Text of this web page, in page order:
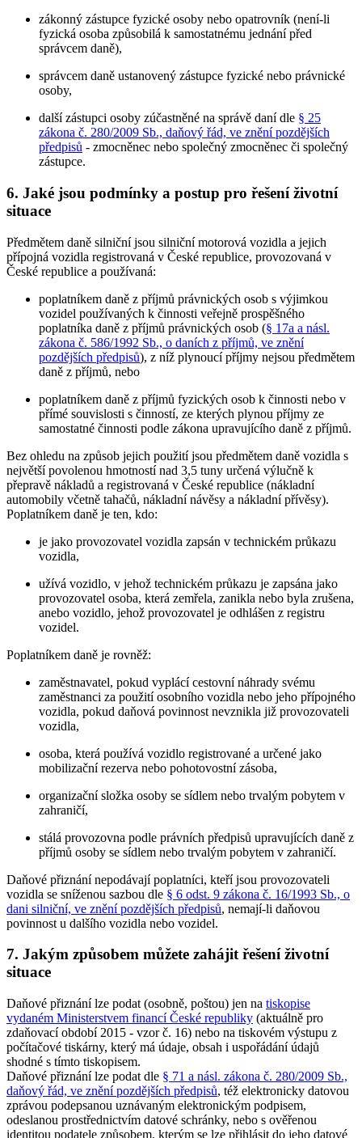
zákonný zástupce fyzické osoby nebo opatrovník (není-li
fyzická osoba způsobilá k samostatnému jednání před
správcem daně),
správcem daně ustanovený zástupce fyzické nebo právnické
osoby,
další zástupci osoby zúčastněné na správě daní dle § 25
zákona č. 280/2009 Sb., daňový řád, ve znění pozdějších
předpisů - zmocněnec nebo společný zmocněnec či společný
zástupce.
6. Jaké jsou podmínky a postup pro řešení životní
situace
Předmětem daně silniční jsou silniční motorová vozidla a jejich
přípojná vozidla registrovaná v České republice, provozovaná v
České republice a používaná:
poplatníkem daně z příjmů právnických osob s výjimkou
vozidel používaných k činnosti veřejně prospěšného
poplatníka daně z příjmů právnických osob (§ 17a a násl.
zákona č. 586/1992 Sb., o daních z příjmů, ve znění
pozdějších předpisů), z níž plynoucí příjmy nejsou předmětem
daně z příjmů, nebo
poplatníkem daně z příjmů fyzických osob k činnosti nebo v
přímé souvislosti s činností, ze kterých plynou příjmy ze
samostatné činnosti podle zákona upravujícího daně z příjmů.
Bez ohledu na způsob jejich použití jsou předmětem daně vozidla s
největší povolenou hmotností nad 3,5 tuny určená výlučně k
přepravě nákladů a registrovaná v České republice (nákladní
automobily včetně tahačů, nákladní návěsy a nákladní přívěsy).
Poplatníkem daně je ten, kdo:
je jako provozovatel vozidla zapsán v technickém průkazu
vozidla,
užívá vozidlo, v jehož technickém průkazu je zapsána jako
provozovatel osoba, která zemřela, zanikla nebo byla zrušena,
anebo vozidlo, jehož provozovatel je odhlášen z registru
vozidel.
Poplatníkem daně je rovněž:
zaměstnavatel, pokud vyplácí cestovní náhrady svému
zaměstnanci za použití osobního vozidla nebo jeho přípojného
vozidla, pokud daňová povinnost nevznikla již provozovateli
vozidla,
osoba, která používá vozidlo registrované a určené jako
mobilizační rezerva nebo pohotovostní zásoba,
organizační složka osoby se sídlem nebo trvalým pobytem v
zahraničí,
stálá provozovna podle právních předpisů upravujících daně z
příjmů osoby se sídlem nebo trvalým pobytem v zahraničí.
Daňové přiznání nepodávají poplatníci, kteří jsou provozovateli
vozidla se sníženou sazbou dle § 6 odst. 9 zákona č. 16/1993 Sb., o
dani silniční, ve znění pozdějších předpisů, nemají-li daňovou
povinnost u dalšího vozidla nebo vozidel.
7. Jakým způsobem můžete zahájit řešení životní
situace
Daňové přiznání lze podat (osobně, poštou) jen na tiskopise
vydaném Ministerstvem financí České republiky (aktuálně pro
zdaňovací období 2015 - vzor č. 16) nebo na tiskovém výstupu z
počítačové tiskárny, který má údaje, obsah i uspořádání údajů
shodné s tímto tiskopisem.
Daňové přiznání lze podat dle § 71 a násl. zákona č. 280/2009 Sb.,
daňový řád, ve znění pozdějších předpisů, též elektronicky datovou
zprávou podepsanou uznávaným elektronickým podpisem,
odeslanou prostřednictvím datové schránky, nebo s ověřenou
identitou podatele způsobem, kterým se lze přihlásit do jeho datové